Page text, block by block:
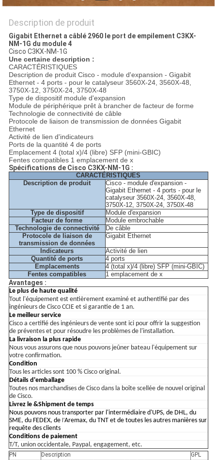
POLITIQUE
DE
CONFIDENTIALITÉ
Description de produit
Gigabit Ethernet a câblé 2960 le port de empilement C3KX-
NM-1G du module 4
Cisco C3KX-NM-1G
Une certaine description :
CARACTÉRISTIQUES
Description de produit Cisco - module d'expansion - Gigabit
Ethernet - 4 ports - pour le catalyseur 3560X-24, 3560X-48,
3750X-12, 3750X-24, 3750X-48
Type de dispositif module d'expansion
Module de périphérique prêt à brancher de facteur de forme
Technologie de connectivité de câble
Protocole de liaison de transmission de données Gigabit
Ethernet
Activité de lien d'indicateurs
Ports de la quantité 4 de ports
Emplacement 4 (total x)/4 (libre) SFP (mini-GBIC)
Fentes compatibles 1 emplacement de x
Spécifications de Cisco C3KX-NM-1G :
CARACTÉRISTIQUES
Description de produit
Cisco - module d'expansion -
Gigabit Ethernet - 4 ports - pour le
catalyseur 3560X-24, 3560X-48,
3750X-12, 3750X-24, 3750X-48
Type de dispositif
Module d'expansion
Facteur de forme
Module embrochable
Technologie de connectivité
De câble
Protocole de liaison de
transmission de données
Gigabit Ethernet
Indicateurs
Activité de lien
Quantité de ports
4 ports
Emplacements
4 (total x)/4 (libre) SFP (mini-GBIC)
Fentes compatibles
1 emplacement de x
Avantages :
Le plus de haute qualité
Tout l'équipement est entièrement examiné et authentifié par des
ingénieurs de Cisco CCIE et si garantie de 1 an.
Le meilleur service
Cisco a certifié des ingénieurs de vente sont ici pour offrir la suggestion
de préventes et pour résoudre les problèmes de l'installation.
La livraison la plus rapide
Nous vous assurons que nous pouvons jeûner bateau l'équipement sur
votre confirmation.
Condition
Tous les articles sont 100 % Cisco original.
Détails d'emballage
Toutes nos marchandises de Cisco dans la boîte scellée de nouvel original
de Cisco.
Livrez le &Shipment de temps
Nous pouvons nous transporter par l'intermédiaire d'UPS, de DHL, du
SME, du FEDEX, del'Aremax, du TNT et de toutes les autres manières sur
requête des clients
Conditions de paiement
T/T, union occidentale, Paypal, engagement, etc.
PN Description
GPL